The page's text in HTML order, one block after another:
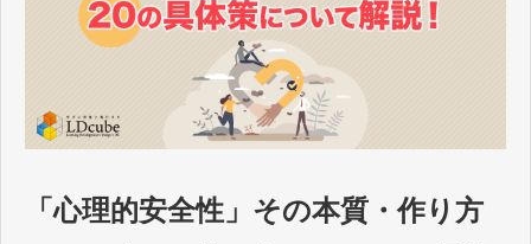
お役立ち情報
資料ダウンロード
パートナー募集
「心理的安全性」その本質・作り方